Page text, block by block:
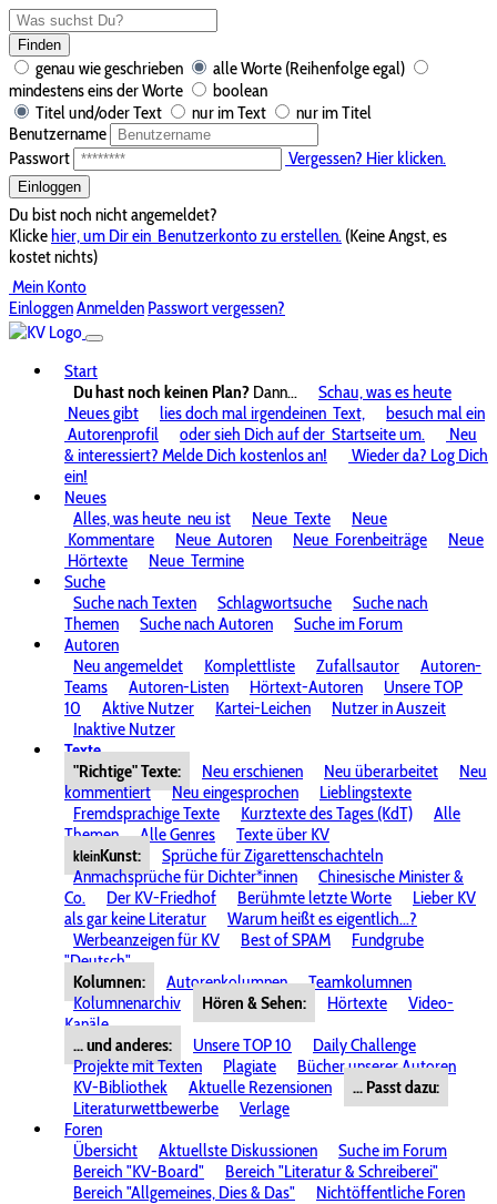
Finden
genau wie geschrieben
alle Worte (Reihenfolge egal)
mindestens eins der Worte
boolean
Titel und/oder Text
nur im Text
nur im Titel
Benutzername
Passwort
Vergessen? Hier klicken.
Einloggen
Du bist noch nicht angemeldet?
Klickehier, um Dir ein Benutzerkonto zu erstellen. (Keine Angst, es
kostet nichts)
Mein Konto
EinloggenAnmelden Passwort vergessen?
Start
Du hast noch keinen Plan? Dann...
Schau, was es heute
Neues gibt
lies doch mal irgendeinen Text,
besuch mal ein
Autorenprofil
oder sieh Dich auf der Startseite um.
Neu
& interessiert? Melde Dich kostenlos an!
Wieder da? Log Dich
ein!
Neues
Alles, was heute neu ist Neue Texte
Neue
Kommentare
Neue Autoren Neue Forenbeiträge
Neue
Hörtexte
Neue Termine
Suche
Suche nach Texten
Schlagwortsuche
Suche nach
Themen
Suche nach Autoren
Suche im Forum
Autoren
Neu angemeldet
Komplettliste Zufallsautor
Autoren-
Teams
Autoren-Listen Hörtext-Autoren
Unsere TOP
10
Aktive Nutzer Kartei-Leichen
Nutzer in Auszeit
Inaktive Nutzer
Texte
"Richtige" Texte:
Neu erschienen Neu überarbeitet
Neu
kommentiert
Neu eingesprochen
Lieblingstexte
Fremdsprachige Texte
Kurztexte des Tages (KdT)
Alle
Themen
Alle Genres Texte über KV
kleinKunst:
Sprüche für Zigarettenschachteln
Anmachsprüche für Dichter*innen
Chinesische Minister &
Co.
Der KV-Friedhof Berühmte letzte Worte
Lieber KV
als gar keine Literatur
Warum heißt es eigentlich...?
Werbeanzeigen für KV
Best of SPAM
Fundgrube
"Deutsch"
Kolumnen:
Autorenkolumnen
Teamkolumnen
Kolumnenarchiv
Hören & Sehen: Hörtexte
Video-
Kanäle
... und anderes:
Unsere TOP 10
Daily Challenge
Projekte mit Texten
Plagiate
Bücher unserer Autoren
KV-Bibliothek
Aktuelle Rezensionen
... Passt dazu:
Literaturwettbewerbe
Verlage
Foren
Übersicht
Aktuellste Diskussionen
Suche im Forum
Bereich "KV-Board"
Bereich "Literatur & Schreiberei"
Bereich "Allgemeines, Dies & Das"
Nichtöffentliche Foren